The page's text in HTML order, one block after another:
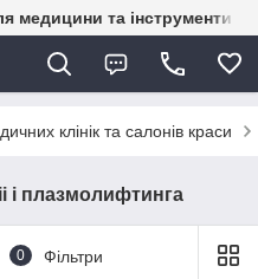
медицини та інструменти
клінік та салонів краси
і плазмолифтинга
0 Фільтри